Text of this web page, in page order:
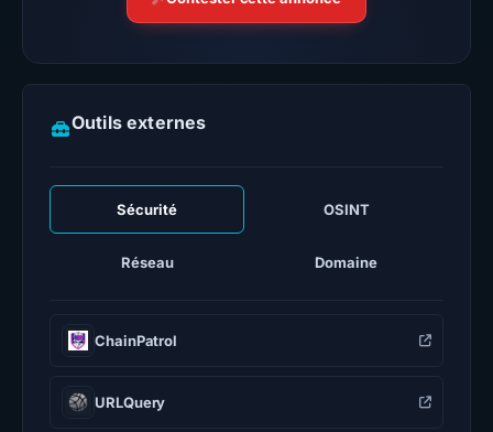
Outils externes
Sécurité OSINT
Réseau Domaine
ChainPatrol
URLQuery